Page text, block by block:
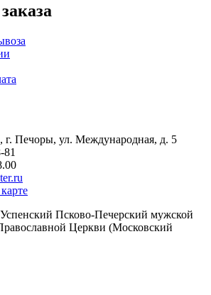
г. Печоры, ул. Международная, д. 5
81
Псково-Печерский мужской
Церкви (Московский